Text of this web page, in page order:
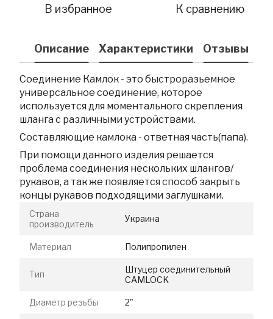
В избранное К сравнению
Описание Характеристики Отзывы
Соединение Камлок - это быстроразьемное
универсальное соединение, которое
используется для моментального скрепления
шланга с различными устройствами.
Составляющие камлока - ответная часть(папа).
При помощи данного изделия решается
проблема соединения нескольких шлангов/
рукавов, а так же появляется способ закрыть
концы рукавов подходящими заглушками.
Страна
производитель
Украина
Материал Полипропилен
Тип
Штуцер соединительный
CAMLOCK
Диаметр резьбы 2"